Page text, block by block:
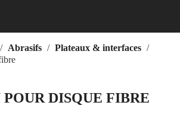
Certains modèles incluent des
éviter la surchauffe, prolongeant ainsi la
Abrasifs
Plateaux & interfaces
DISQUE FIBRE